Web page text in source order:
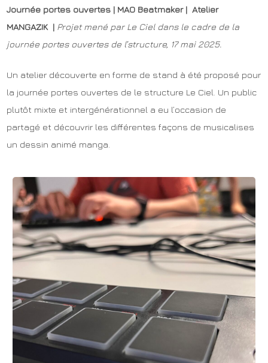
Journée portes ouvertes | MAO Beatmaker | Atelier
MANGAZIK | Projet mené par Le Ciel dans le cadre de la
journée portes ouvertes de l’structure, 17 mai 2025.
Un atelier découverte en forme de stand à été proposé pour
la journée portes ouvertes de le structure Le Ciel. Un public
plutôt mixte et intergénérationnel a eu l’occasion de
partagé et découvrir les différentes façons de musicalises
un dessin animé manga.